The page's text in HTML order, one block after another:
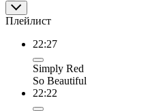
Плейлист
22:27
Simply Red
So Beautiful
22:22